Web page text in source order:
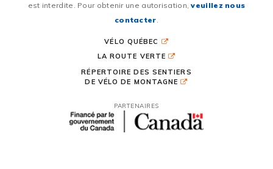
est interdite. Pour obtenir une autorisation,veuillez nous
contacter.
VÉLO QUÉBEC
LA ROUTE VERTE
RÉPERTOIRE DES SENTIERS
DE VÉLO DE MONTAGNE
PARTENAIRES